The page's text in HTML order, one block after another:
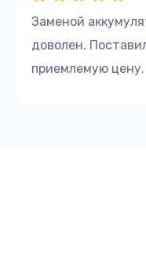
Заменой
доволен.
приемлемую цену.